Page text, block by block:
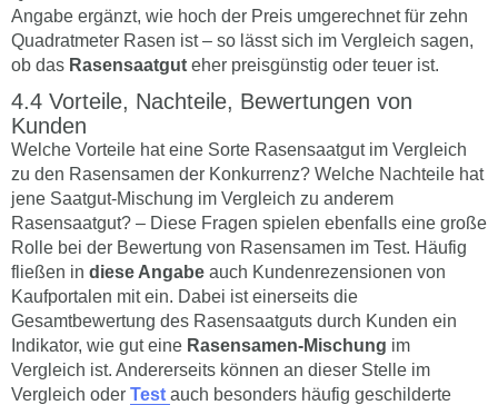
Angabe ergänzt, wie hoch der Preis umgerechnet für zehn
Quadratmeter Rasen ist – so lässt sich im Vergleich sagen,
ob das Rasensaatgut eher preisgünstig oder teuer ist.
Vorteile, Nachteile, Bewertungen von
Kunden
Welche Vorteile hat eine Sorte Rasensaatgut im Vergleich
zu den Rasensamen der Konkurrenz? Welche Nachteile hat
jene Saatgut-Mischung im Vergleich zu anderem
Rasensaatgut? – Diese Fragen spielen ebenfalls eine große
Rolle bei der Bewertung von Rasensamen im Test. Häufig
fließen in diese Angabe auch Kundenrezensionen von
Kaufportalen mit ein. Dabei ist einerseits die
Gesamtbewertung des Rasensaatguts durch Kunden ein
Indikator, wie gut eine Rasensamen-Mischung im
Vergleich ist. Andererseits können an dieser Stelle im
Vergleich oder Test auch besonders häufig geschilderte